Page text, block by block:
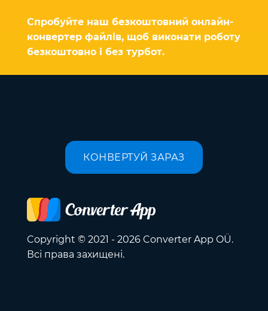
Спробуйте наш безкоштовний онлайн-
конвертер файлів, щоб виконати роботу
безкоштовно і без турбот.
КОНВЕРТУЙ ЗАРАЗ
Copyright © 2021 - 2026 Converter App OÜ.
Всі права захищені.